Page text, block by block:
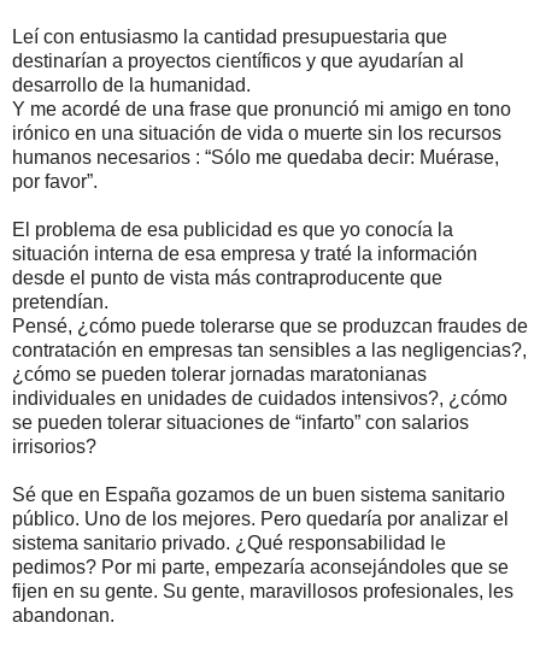
Leí con entusiasmo la cantidad presupuestaria que
destinarían a proyectos científicos y que ayudarían al
desarrollo de la humanidad.
Y me acordé de una frase que pronunció mi amigo en tono
irónico en una situación de vida o muerte sin los recursos
humanos necesarios : “Sólo me quedaba decir: Muérase,
por favor”.
El problema de esa publicidad es que yo conocía la
situación interna de esa empresa y traté la información
desde el punto de vista más contraproducente que
pretendían.
Pensé, ¿cómo puede tolerarse que se produzcan fraudes de
contratación en empresas tan sensibles a las negligencias?,
¿cómo se pueden tolerar jornadas maratonianas
individuales en unidades de cuidados intensivos?, ¿cómo
se pueden tolerar situaciones de “infarto” con salarios
irrisorios?
Sé que en España gozamos de un buen sistema sanitario
público. Uno de los mejores. Pero quedaría por analizar el
sistema sanitario privado. ¿Qué responsabilidad le
pedimos? Por mi parte, empezaría aconsejándoles que se
fijen en su gente. Su gente, maravillosos profesionales, les
abandonan.